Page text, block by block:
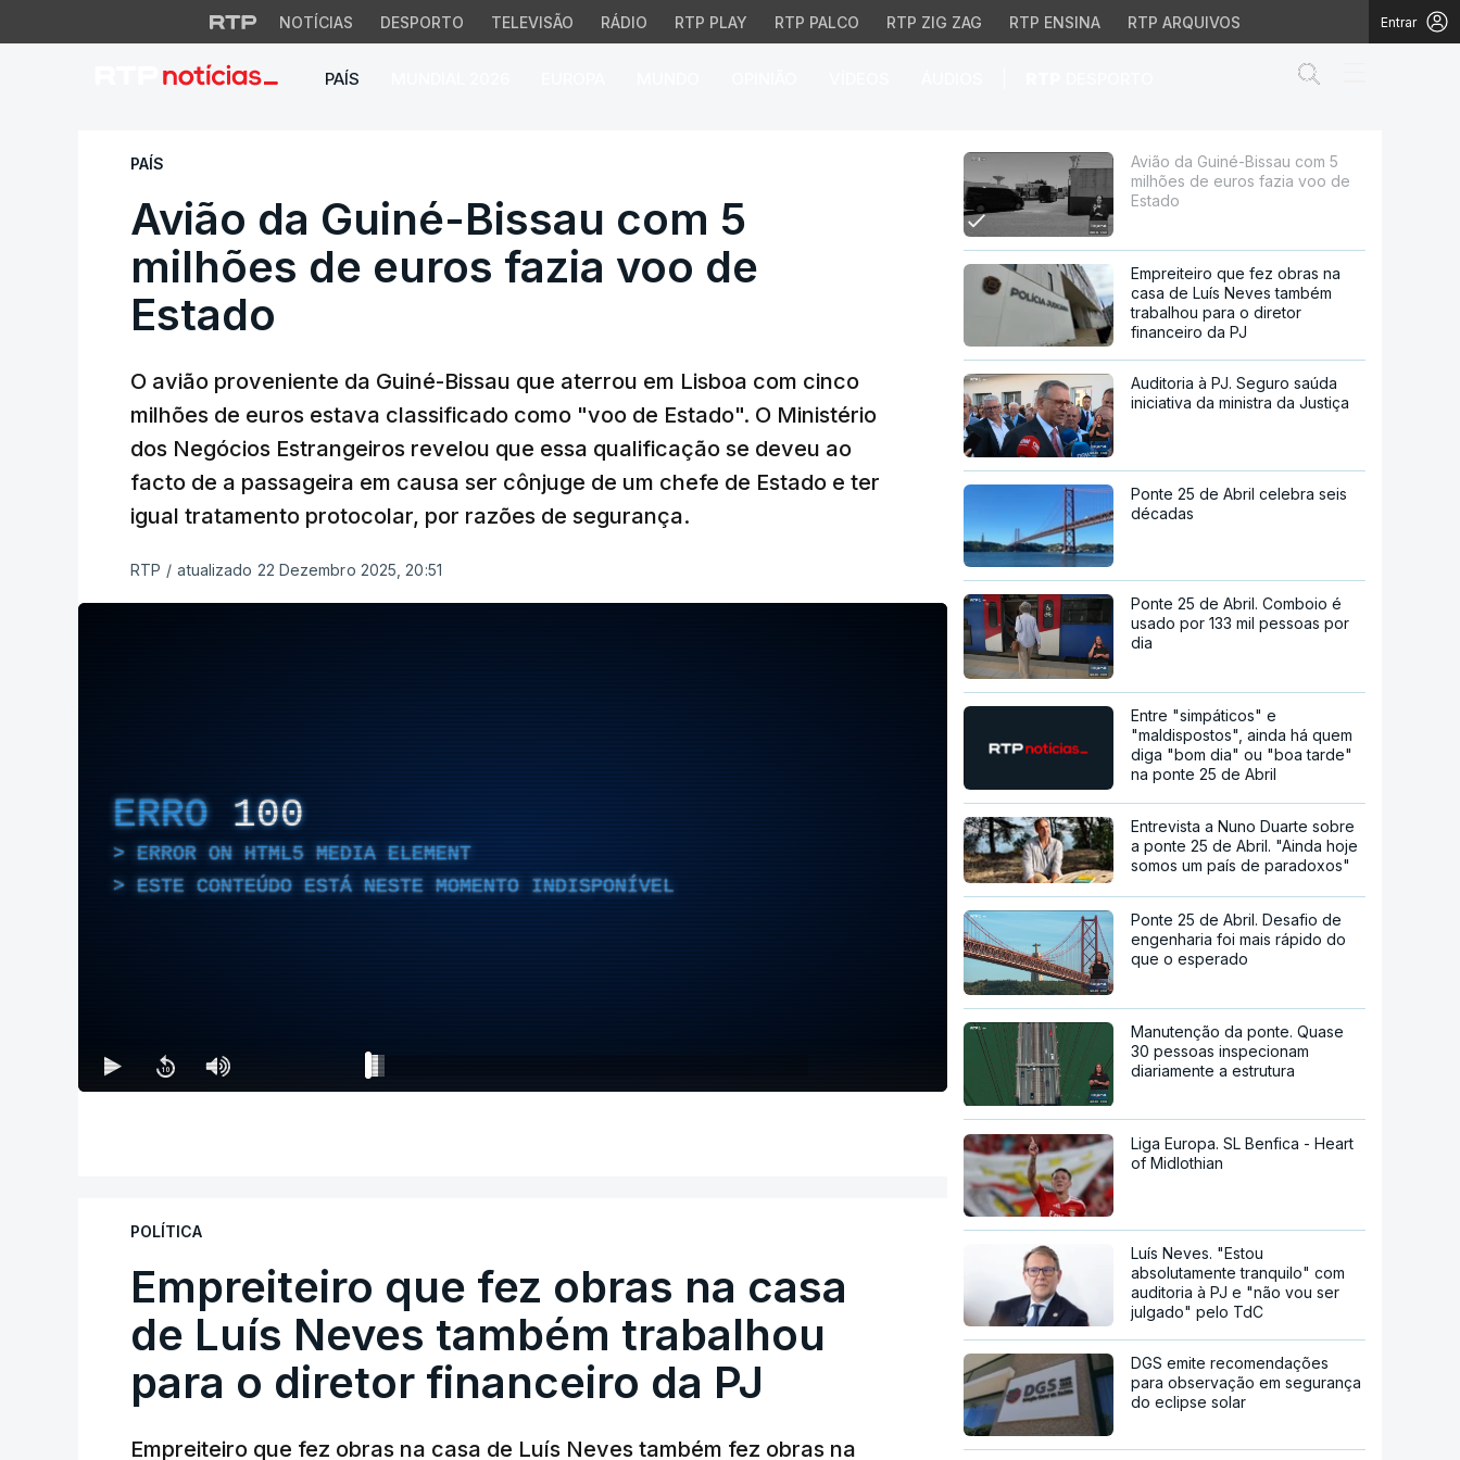
NOTÍCIAS DESPORTO TELEVISÃO RÁDIO RTP PLAY RTP PALCO RTP ZIG ZAG RTP ENSINA RTP ARQUIVOS Entrar
PAÍS
Avião da Guiné-Bissau com 5 milhões de euros fazia voo de
PAÍS
Avião da Guiné-Bissau com 5
milhões de euros fazia voo de
Estado
O avião proveniente da Guiné-Bissau que aterrou em Lisboa com cinco
milhões de euros estava classificado como "voo de Estado". O Ministério
dos Negócios Estrangeiros revelou que essa qualificação se deveu ao
facto de a passageira em causa ser cônjuge de um chefe de Estado e ter
igual tratamento protocolar, por razões de segurança.
RTP / atualizado 22 Dezembro 2025, 20:51
ERRO 100
ERROR ON HTML5 MEDIA ELEMENT
ESTE CONTEÚDO ESTÁ NESTE MOMENTO INDISPONÍVEL
POLÍTICA
Empreiteiro que fez obras na casa
de Luís Neves também trabalhou
para o diretor financeiro da PJ
Empreiteiro que fez obras na casa de Luís Neves também fez obras na
Avião da Guiné-Bissau com 5
milhões de euros fazia voo de
Estado
Empreiteiro que fez obras na
casa de Luís Neves também
trabalhou para o diretor
financeiro da PJ
Auditoria à PJ. Seguro saúda
iniciativa da ministra da Justiça
Ponte 25 de Abril celebra seis
décadas
Ponte 25 de Abril. Comboio é
usado por 133 mil pessoas por
dia
Entre "simpáticos" e
"maldispostos", ainda há quem
diga "bom dia" ou "boa tarde"
na ponte 25 de Abril
Entrevista a Nuno Duarte sobre
a ponte 25 de Abril. "Ainda hoje
somos um país de paradoxos"
Ponte 25 de Abril. Desafio de
engenharia foi mais rápido do
que o esperado
Manutenção da ponte. Quase
30 pessoas inspecionam
diariamente a estrutura
Liga Europa. SL Benfica - Heart
of Midlothian
Luís Neves. "Estou
absolutamente tranquilo" com
auditoria à PJ e "não vou ser
julgado" pelo TdC
DGS emite recomendações
para observação em segurança
do eclipse solar